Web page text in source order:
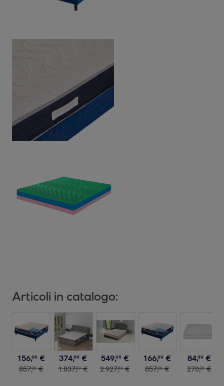
Articoli in catalogo:
156,99 €
857,00 €
374,99 €
1.837,00 €
549,99 €
2.927,00 €
166,99 €
857,00 €
84,99 €
270,00 €